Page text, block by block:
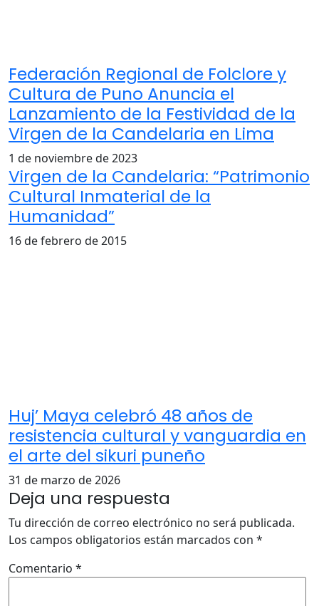
Federación Regional de Folclore y
Cultura de Puno Anuncia el
Lanzamiento de la Festividad de la
Virgen de la Candelaria en Lima
1 de noviembre de 2023
Virgen de la Candelaria: “Patrimonio
Cultural Inmaterial de la
Humanidad”
16 de febrero de 2015
Huj’ Maya celebró 48 años de
resistencia cultural y vanguardia en
el arte del sikuri puneño
31 de marzo de 2026
Deja una respuesta
Tu dirección de correo electrónico no será publicada.
Los campos obligatorios están marcados con *
Comentario *